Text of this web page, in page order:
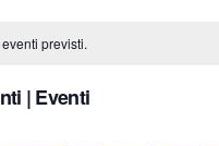
previsti.
| Eventi